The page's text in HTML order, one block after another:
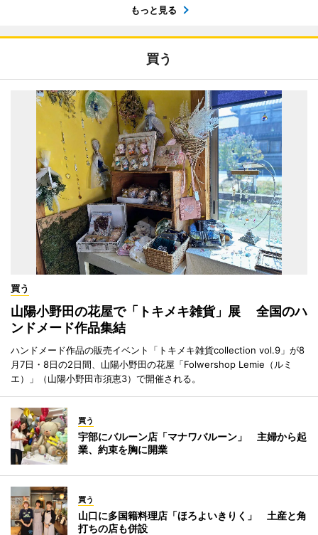
もっと見る
買う
買う
山陽小野田の花屋で「トキメキ雑貨」展 全国のハ
ンドメード作品集結
ハンドメード作品の販売イベント「トキメキ雑貨collection vol.9」が8
月7日・8日の2日間、山陽小野田の花屋「Folwershop Lemie（ルミ
エ）」（山陽小野田市須恵3）で開催される。
買う
宇部にバルーン店「マナワバルーン」 主婦から起
業、約束を胸に開業
買う
山口に多国籍料理店「ほろよいきりく」 土産と角
打ちの店も併設